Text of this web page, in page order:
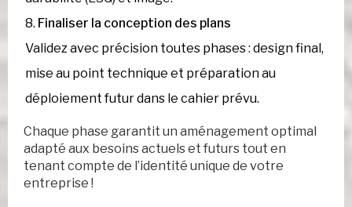
Finaliser la conception des plans
Validez avec précision toutes phases : design final,
mise au point technique et préparation au
déploiement futur dans le cahier prévu.
Chaque phase garantit un aménagement optimal
adapté aux besoins actuels et futurs tout en
tenant compte de l’identité unique de votre
entreprise !